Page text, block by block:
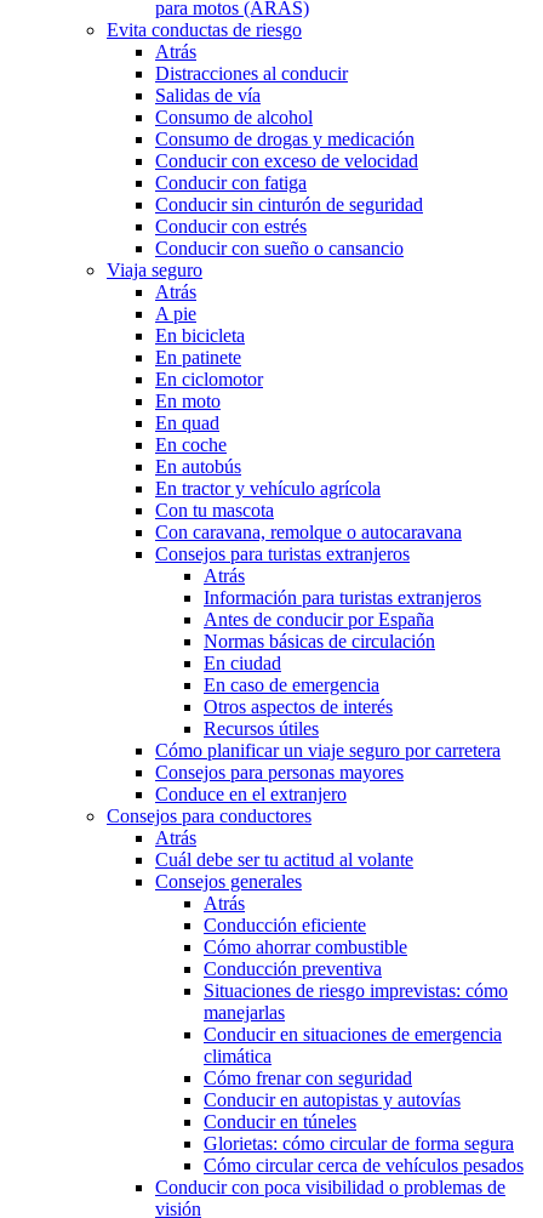
para motos (ARAS)
Evita conductas de riesgo
Atrás
Distracciones al conducir
Salidas de vía
Consumo de alcohol
Consumo de drogas y medicación
Conducir con exceso de velocidad
Conducir con fatiga
Conducir sin cinturón de seguridad
Conducir con estrés
Conducir con sueño o cansancio
Viaja seguro
Atrás
A pie
En bicicleta
En patinete
En ciclomotor
En moto
En quad
En coche
En autobús
En tractor y vehículo agrícola
Con tu mascota
Con caravana, remolque o autocaravana
Consejos para turistas extranjeros
Atrás
Información para turistas extranjeros
Antes de conducir por España
Normas básicas de circulación
En ciudad
En caso de emergencia
Otros aspectos de interés
Recursos útiles
Cómo planificar un viaje seguro por carretera
Consejos para personas mayores
Conduce en el extranjero
Consejos para conductores
Atrás
Cuál debe ser tu actitud al volante
Consejos generales
Atrás
Conducción eficiente
Cómo ahorrar combustible
Conducción preventiva
Situaciones de riesgo imprevistas: cómo
manejarlas
Conducir en situaciones de emergencia
climática
Cómo frenar con seguridad
Conducir en autopistas y autovías
Conducir en túneles
Glorietas: cómo circular de forma segura
Cómo circular cerca de vehículos pesados
Conducir con poca visibilidad o problemas de
visión